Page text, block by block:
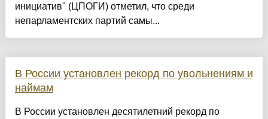
инициатив" (ЦПОГИ) отметил, что среди
непарламентских партий самы...
В России установлен рекорд по увольнениям и
наймам
В России установлен десятилетний рекорд по